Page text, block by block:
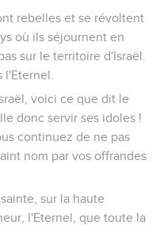
rebelles et se révoltent
où ils séjournent en
sur le territoire d'Israël.
voici ce que dit le
donc servir ses idoles !
continuez de ne pas
nom par vos offrandes
sur la haute
l'Eternel, que toute la